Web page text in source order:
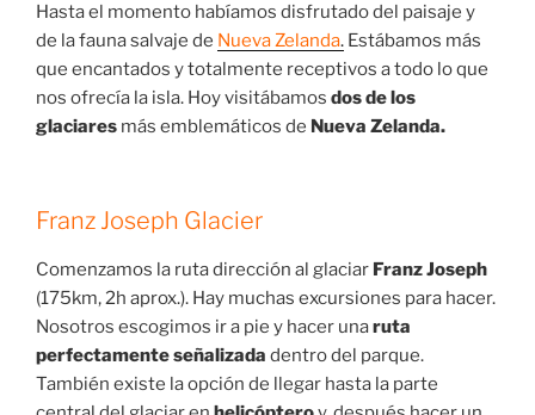
Hasta el momento habíamos disfrutado del paisaje y
de la fauna salvaje de Nueva Zelanda. Estábamos más
que encantados y totalmente receptivos a todo lo que
nos ofrecía la isla. Hoy visitábamos dos de los
glaciares más emblemáticos de Nueva Zelanda.
Franz Joseph Glacier
Comenzamos la ruta dirección al glaciar Franz Joseph
(175km, 2h aprox.). Hay muchas excursiones para hacer.
Nosotros escogimos ir a pie y hacer unaruta
perfectamente señalizada dentro del parque.
También existe la opción de llegar hasta la parte